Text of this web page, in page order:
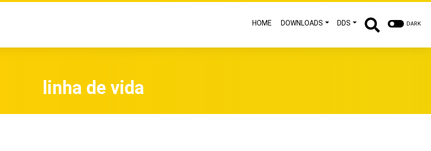
HOME DOWNLOADS DDS DARK
linha de vida